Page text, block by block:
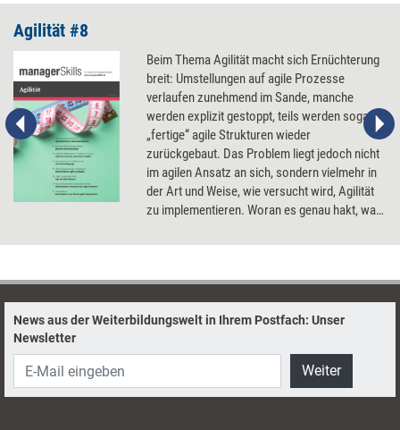
Agilität #8
Beim Thema Agilität macht sich Ernüchterung
breit: Umstellungen auf agile Prozesse
verlaufen zunehmend im Sande, manche
werden explizit gestoppt, teils werden sogar
„fertige“ agile Strukturen wieder
zurückgebaut. Das Problem liegt jedoch nicht
im agilen Ansatz an sich, sondern vielmehr in
der Art und Weise, wie versucht wird, Agilität
zu implementieren. Woran es genau hakt, was
lernen lässt, und wie Agilität (besser) gelingt.
News aus der Weiterbildungswelt in Ihrem Postfach: Unser
Newsletter
Weiter